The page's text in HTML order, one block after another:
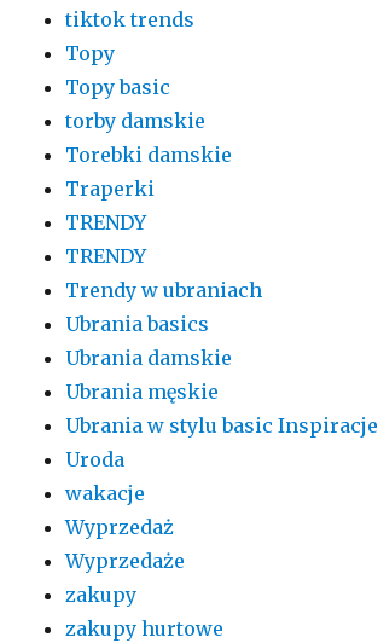
tiktok trends
Topy
Topy basic
torby damskie
Torebki damskie
Traperki
TRENDY
TRENDY
Trendy w ubraniach
Ubrania basics
Ubrania damskie
Ubrania męskie
Ubrania w stylu basic Inspiracje
Uroda
wakacje
Wyprzedaż
Wyprzedaże
zakupy
zakupy hurtowe